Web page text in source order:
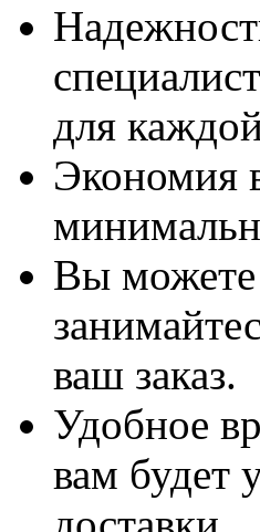
для
Экономия
Вы можете
ваш заказ.
Удобное
вам будет